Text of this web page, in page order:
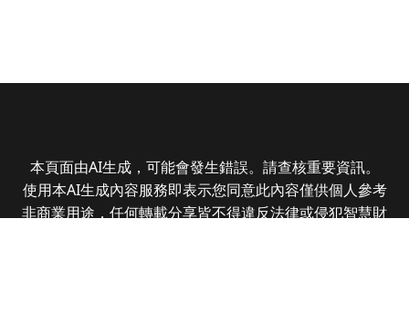
本頁面由AI生成，可能會發生錯誤。請查核重要資訊。
使用本AI生成內容服務即表示您同意此內容僅供個人參考
非商業用途，任何轉載分享皆不得違反法律或侵犯智慧財